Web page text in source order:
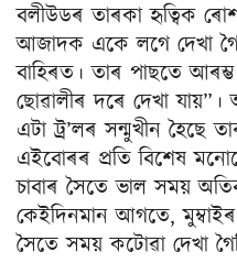
বলীউডৰ তাৰকা হৃত্বিক
আজাদক একে লগে দেখা
বাহিৰত। তাৰ পাছতে
ছোৱালীৰ দৰে দেখা
এটা ট্ৰ’লৰ সন্মুখীন হৈছে
এইবোৰৰ প্ৰতি বিশেষ
চাবাৰ সৈতে ভাল সময়
কেইদিনমান আগতে,
সৈতে সময় কটোৱা দেখা